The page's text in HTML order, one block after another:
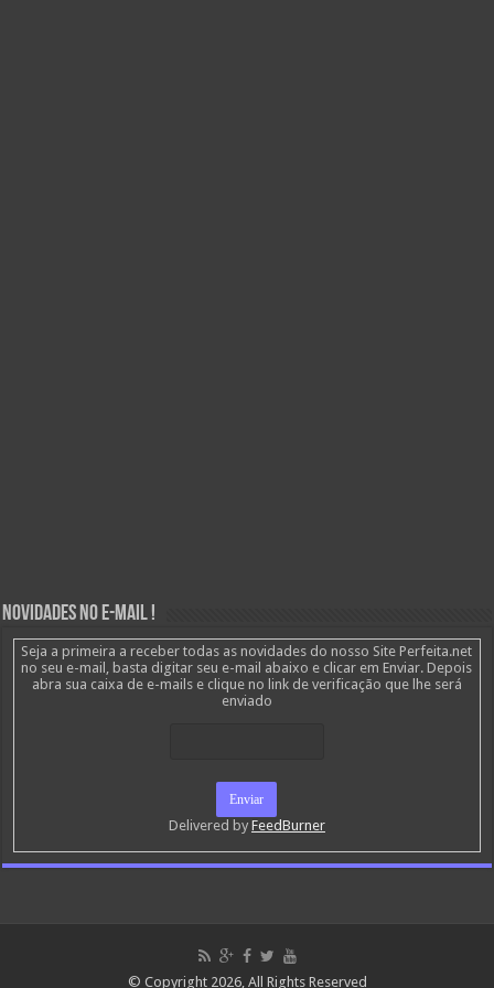
Novidades no E-mail !
Seja a primeira a receber todas as novidades do nosso Site Perfeita.net
no seu e-mail, basta digitar seu e-mail abaixo e clicar em Enviar. Depois
abra sua caixa de e-mails e clique no link de verificação que lhe será
enviado
Delivered by FeedBurner
© Copyright 2026, All Rights Reserved